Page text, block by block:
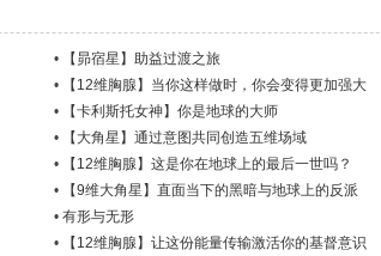
•
【昴宿星】助益过渡之旅
•
【12维胸腺】当你这样做时，你会变得更加强大
•
【卡利斯托女神】你是地球的大师
•
【大角星】通过意图共同创造五维场域
•
【12维胸腺】这是你在地球上的最后一世吗？
•
【9维大角星】直面当下的黑暗与地球上的反派
•有形与无形
• 【12维胸腺】让这份能量传输激活你的基督意识